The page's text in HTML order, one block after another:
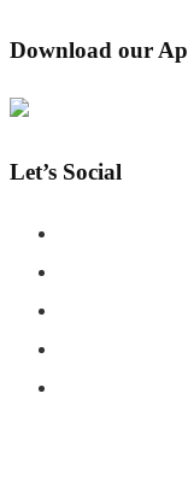
Download our
Let’s Social